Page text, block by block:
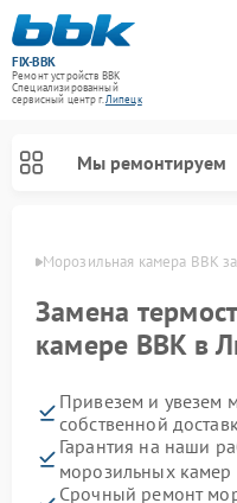
FIX-BBK
Ремонт устройств BBK
Специализированный
cервисный центр г.Липецк
Мы ремонтируем
Морозильная камера BBK
Замена
камере BBK в
Привезем и увезем
собственной
Гарантия на наши
морозильных
Срочный ремонт